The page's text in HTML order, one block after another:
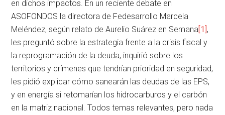
en dichos impactos. En un reciente debate en
ASOFONDOS la directora de Fedesarrollo Marcela
Meléndez, según relato de Aurelio Suárez en Semana[1],
les preguntó sobre la estrategia frente a la crisis fiscal y
la reprogramación de la deuda, inquirió sobre los
territorios y crímenes que tendrían prioridad en seguridad,
les pidió explicar cómo sanearán las deudas de las EPS,
y en energía si retomarían los hidrocarburos y el carbón
en la matriz nacional. Todos temas relevantes, pero nada